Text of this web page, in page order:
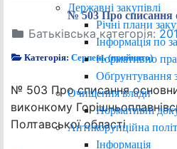
Державні закупівлі
Річні плани
Інформація по
Нормативно
Обґрунтування
Очищення влади
Нормативні
Антикорупційна
Інформація
№ 503 Про списання
Батьківська категорія:
Категорія:Серпень (прийнято)
№ 503 Про списання
виконкому
Полтавської області